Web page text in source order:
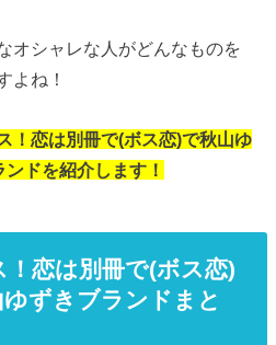
オシャレな人がどんなものを
よね！
！恋は別冊で(ボス恋)で秋山ゆ
ドを紹介します！
恋は別冊で(ボス恋)
ずきブランドまと